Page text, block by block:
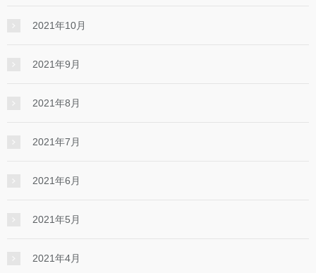
2021年10月
2021年9月
2021年8月
2021年7月
2021年6月
2021年5月
2021年4月